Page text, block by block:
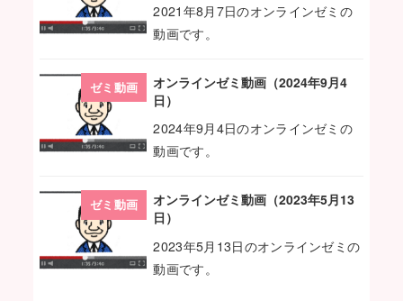
2021年8月7日のオンラインゼミの
動画です。
ゼミ動画
オンラインゼミ動画（2024年9月4
日）
2024年9月4日のオンラインゼミの
動画です。
ゼミ動画
オンラインゼミ動画（2023年5月13
日）
2023年5月13日のオンラインゼミの
動画です。